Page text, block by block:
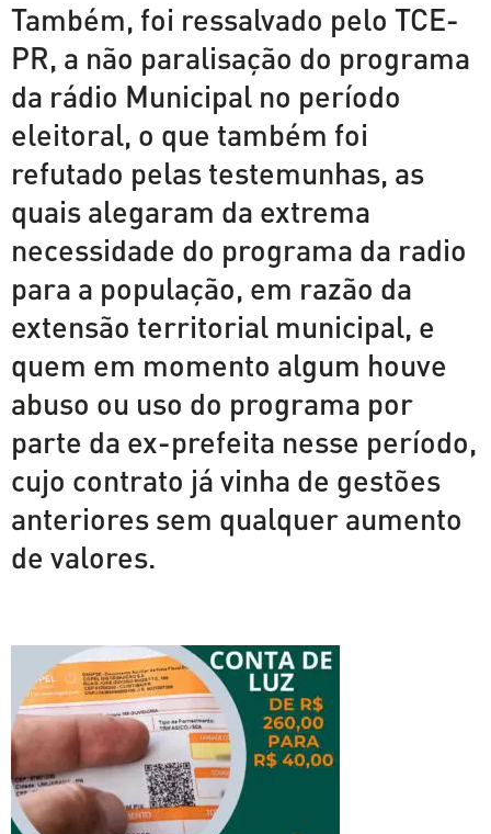
Também, foi ressalvado pelo TCE-
PR, a não paralisação do programa
da rádio Municipal no período
eleitoral, o que também foi
refutado pelas testemunhas, as
quais alegaram da extrema
necessidade do programa da radio
para a população, em razão da
extensão territorial municipal, e
quem em momento algum houve
abuso ou uso do programa por
parte da ex-prefeita nesse período,
cujo contrato já vinha de gestões
anteriores sem qualquer aumento
de valores.